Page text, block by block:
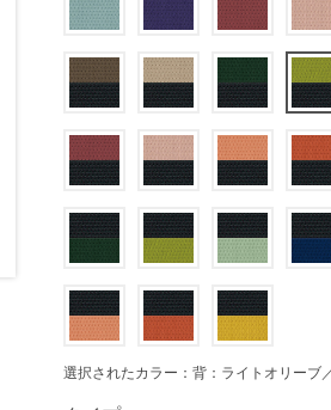
選択されたカラー：背：ライトオリーブ